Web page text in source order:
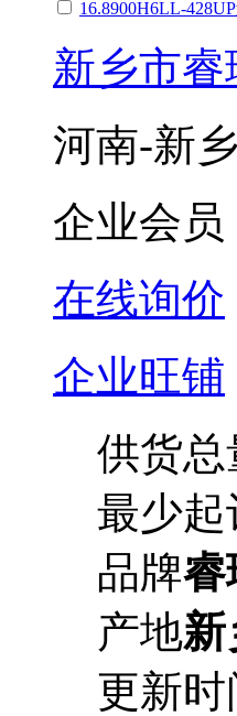
16.8900H6LL-
新乡市
河南-新
企业会员
在线询价
企业旺铺
供货总
最少起
品牌睿
产地新
更新时